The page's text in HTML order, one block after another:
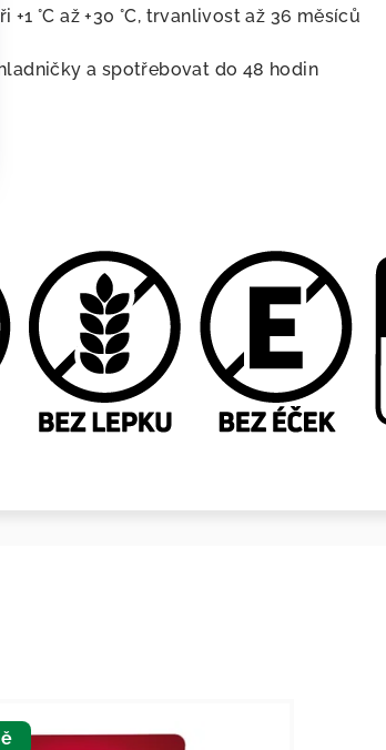
°C až +30 °C, trvanlivost až 36 měsíců
a spotřebovat do 48 hodin